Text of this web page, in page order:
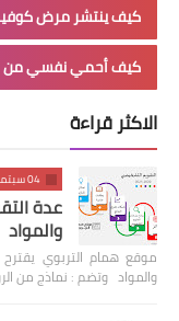
كيف ينتشر مرض كوفيد-
كيف أحمي نفسي من
الاكثر قراءة
04 سبتمبر 2020
عدة
والمواد
موقع همام التربوي
والمواد وتضم : نماذج من